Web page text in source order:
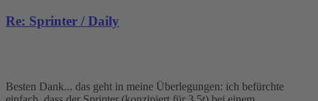
Re: Sprinter / Daily
Besten Dank... das geht in meine Überlegungen: ich befürchte